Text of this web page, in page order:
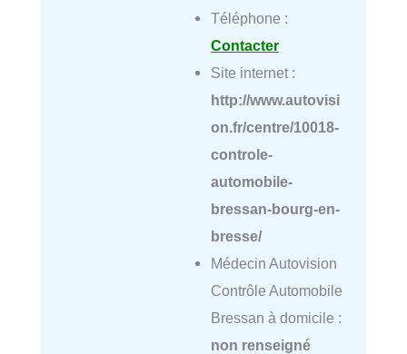
Téléphone :
Contacter
Site internet :
http://www.autovisi
on.fr/centre/10018-
controle-
automobile-
bressan-bourg-en-
bresse/
Médecin Autovision
Contrôle Automobile
Bressan à domicile :
non renseigné